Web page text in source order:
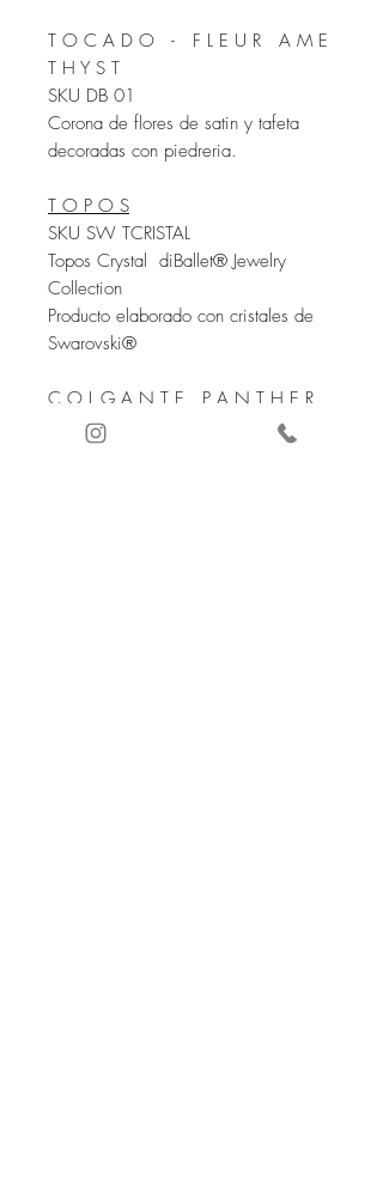
T O C A D O - F L E U R A M E
T H Y S T
SKU DB 01
Corona de flores de satin y tafeta
decoradas con piedreria.
T O P O S
SKU SW TCRISTAL
Topos Crystal diBallet® Jewelry
Collection
Producto elaborado con cristales de
Swarovski®
C O L G A N T E P A N T H E R
SKU SW CBRIOLETTE 01